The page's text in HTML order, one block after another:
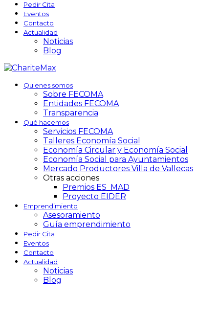
Pedir Cita
Eventos
Contacto
Actualidad
Noticias
Blog
Quienes somos
Sobre FECOMA
Entidades FECOMA
Transparencia
Qué hacemos
Servicios FECOMA
Talleres Economía Social
Economía Circular y Economía Social
Economía Social para Ayuntamientos
Mercado Productores Villa de Vallecas
Otras acciones
Premios ES_MAD
Proyecto EIDER
Emprendimiento
Asesoramiento
Guía emprendimiento
Pedir Cita
Eventos
Contacto
Actualidad
Noticias
Blog